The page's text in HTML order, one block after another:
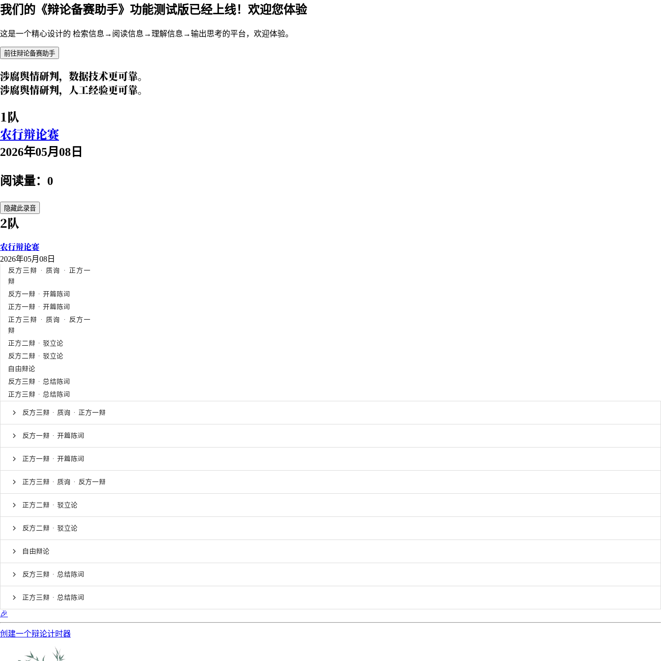
我们的《辩论备赛助手》功能测试版已经上线！欢迎您体验
这是一个精心设计的 检索信息→阅读信息→理解信息→输出思考的平台，欢迎体验。
前往辩论备赛助手
涉腐舆情研判，数据技术更可靠。
涉腐舆情研判，人工经验更可靠。
1队
农行辩论赛
2026年05月08日
阅读量：0
隐藏此录音
2队
农行辩论赛
2026年05月08日
反方三辩 · 质询 · 正方一
辩
反方一辩 · 开篇陈词
正方一辩 · 开篇陈词
正方三辩 · 质询 · 反方一
辩
正方二辩 · 驳立论
反方二辩 · 驳立论
自由辩论
反方三辩 · 总结陈词
正方三辩 · 总结陈词
反方三辩 · 质询 · 正方一辩
反方一辩 · 开篇陈词
正方一辩 · 开篇陈词
正方三辩 · 质询 · 反方一辩
正方二辩 · 驳立论
反方二辩 · 驳立论
自由辩论
反方三辩 · 总结陈词
正方三辩 · 总结陈词
🎉
创建一个辩论计时器